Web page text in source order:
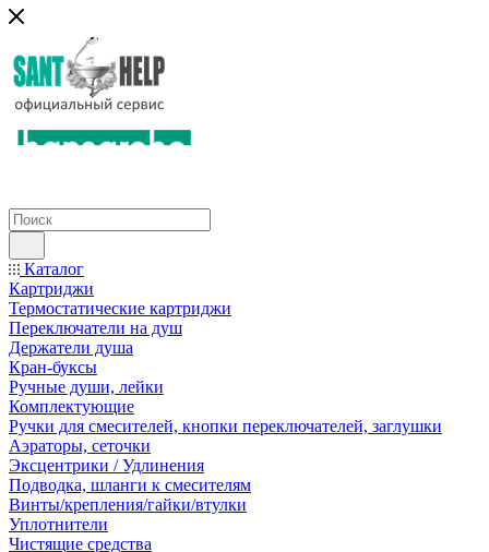
Каталог
Картриджи
Термостатические картриджи
Переключатели на душ
Держатели душа
Кран-буксы
Ручные души, лейки
Комплектующие
Ручки для смесителей, кнопки переключателей, заглушки
Аэраторы, сеточки
Эксцентрики / Удлинения
Подводка, шланги к смесителям
Винты/крепления/гайки/втулки
Уплотнители
Чистящие средства